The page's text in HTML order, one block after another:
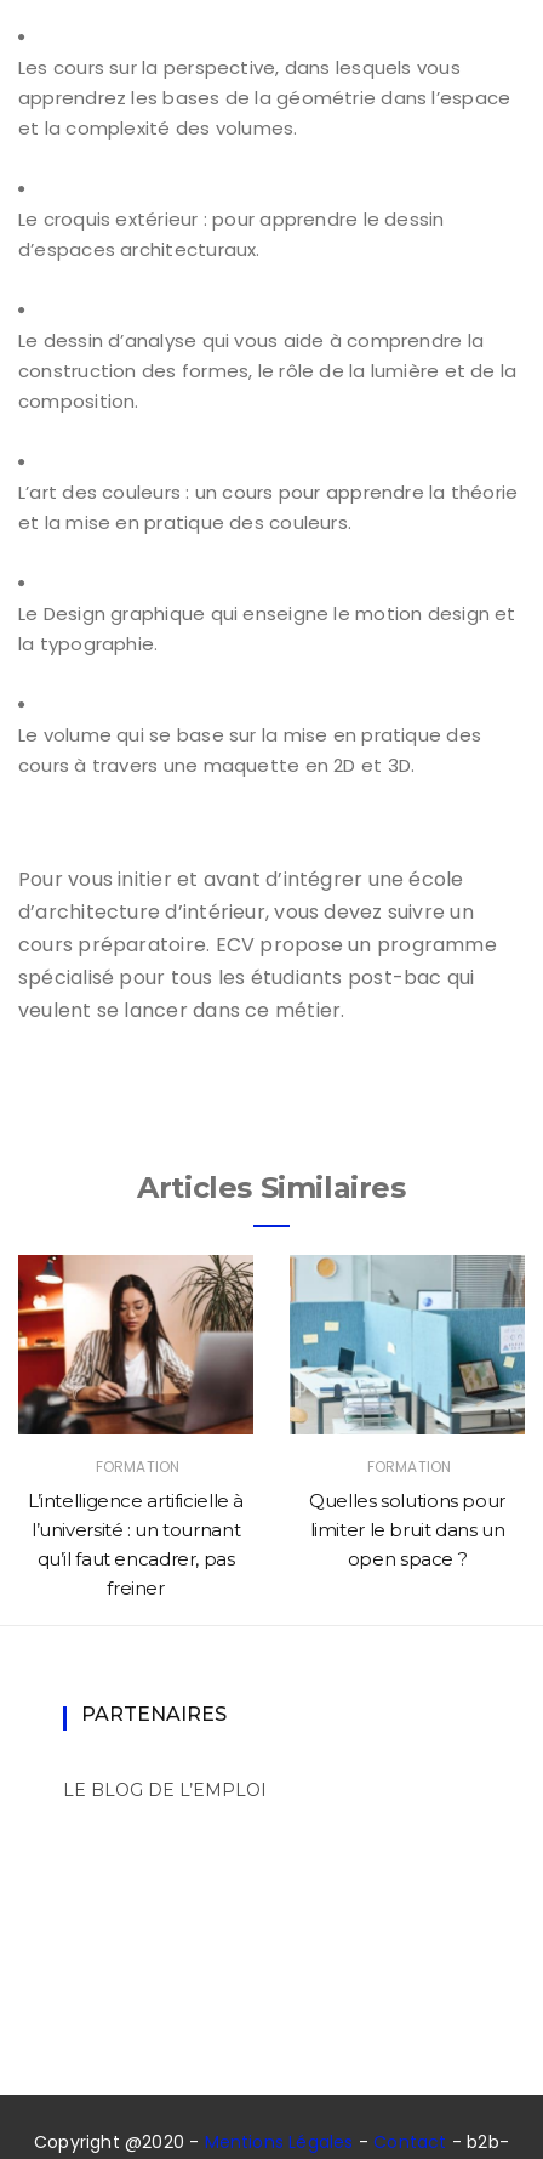
Les cours sur la perspective, dans lesquels vous
apprendrez les bases de la géométrie dans l’espace
et la complexité des volumes.
Le croquis extérieur : pour apprendre le dessin
d’espaces architecturaux.
Le dessin d’analyse qui vous aide à comprendre la
construction des formes, le rôle de la lumière et de la
composition.
L’art des couleurs : un cours pour apprendre la théorie
et la mise en pratique des couleurs.
Le Design graphique qui enseigne le motion design et
la typographie.
Le volume qui se base sur la mise en pratique des
cours à travers une maquette en 2D et 3D.
Pour vous initier et avant d’intégrer une école
d’architecture d’intérieur, vous devez suivre un
cours préparatoire. ECV propose un programme
spécialisé pour tous les étudiants post-bac qui
veulent se lancer dans ce métier.
Articles Similaires
FORMATION
L’intelligence artificielle à
l’université : un tournant
qu’il faut encadrer, pas
freiner
FORMATION
Quelles solutions pour
limiter le bruit dans un
open space ?
PARTENAIRES
LE BLOG DE L’EMPLOI
Copyright @2020 - Mentions Légales -Contact - b2b-